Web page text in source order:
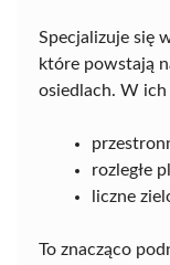
Specjalizuje się
które powstają
osiedlach. W ich
rozległe
liczne
To znacząco